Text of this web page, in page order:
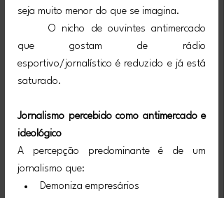
seja muito menor do que se imagina.
	O nicho de ouvintes antimercado
que gostam de rádio
esportivo/jornalístico é reduzido e já está
saturado.
Jornalismo percebido como antimercado e
ideológico
A percepção predominante é de um
jornalismo que:
Demoniza empresários